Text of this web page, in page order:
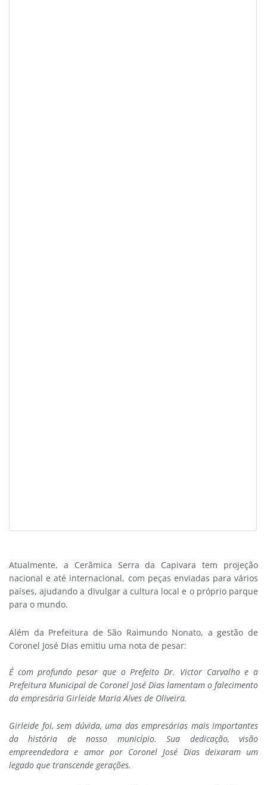
Atualmente, a Cerâmica Serra da Capivara tem projeção
nacional e até internacional, com peças enviadas para vários
países, ajudando a divulgar a cultura local e o próprio parque
para o mundo.
Além da Prefeitura de São Raimundo Nonato, a gestão de
Coronel José Dias emitiu uma nota de pesar:
É com profundo pesar que o Prefeito Dr. Victor Carvalho e a
Prefeitura Municipal de Coronel José Dias lamentam o falecimento
da empresária Girleide Maria Alves de Oliveira.
Girleide foi, sem dúvida, uma das empresárias mais importantes
da história de nosso município. Sua dedicação, visão
empreendedora e amor por Coronel José Dias deixaram um
legado que transcende gerações.